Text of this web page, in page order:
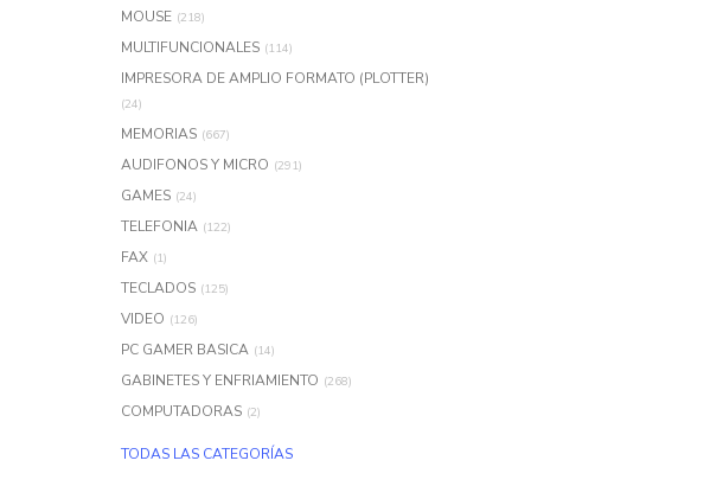
MOUSE (218)
MULTIFUNCIONALES (114)
IMPRESORA DE AMPLIO FORMATO (PLOTTER)
(24)
MEMORIAS (667)
AUDIFONOS Y MICRO (291)
GAMES (24)
TELEFONIA (122)
FAX (1)
TECLADOS (125)
VIDEO (126)
PC GAMER BASICA (14)
GABINETES Y ENFRIAMIENTO (268)
COMPUTADORAS (2)
TODAS LAS CATEGORÍAS